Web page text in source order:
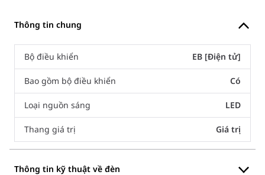
Thông tin chung
Bộ điều khiển EB [Điện tử]
Bao gồm bộ điều khiển Có
Loại nguồn sáng LED
Thang giá trị Giá trị
Thông tin kỹ thuật về đèn